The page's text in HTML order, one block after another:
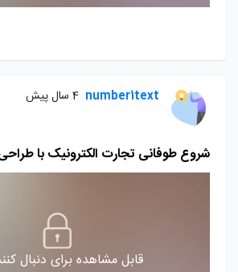
number1text 4 سال پیش
شروع طوفانی تجارت الکترونیک با
قابل مشاهده برای دنبال